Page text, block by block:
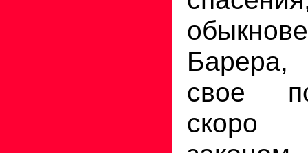
Барера,
свое
скоро